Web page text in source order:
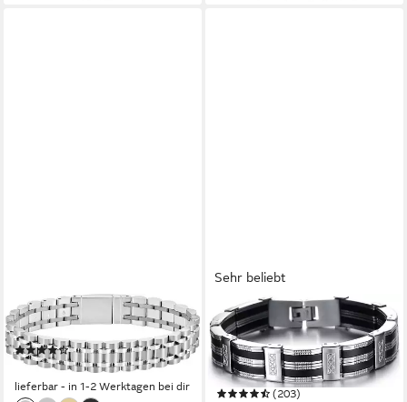
BOSS
Armband OWAN
(6)
109,00 €
lieferbar - in 1-2 Werktagen bei dir
Sehr beliebt
FIRETTI
Armband Schmuck Geschenk
Armschmuck Armkette
Gliederarmband
(203)